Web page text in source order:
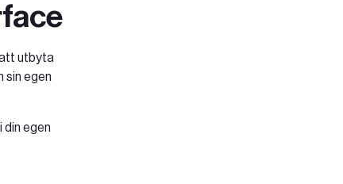
utbyta
sin egen
din egen